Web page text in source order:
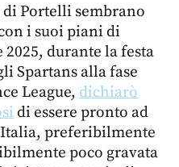
Portelli sembrano
i suoi piani di
durante la festa
Spartans alla fase
League, dichiarò
di essere pronto ad
preferibilmente
poco gravata